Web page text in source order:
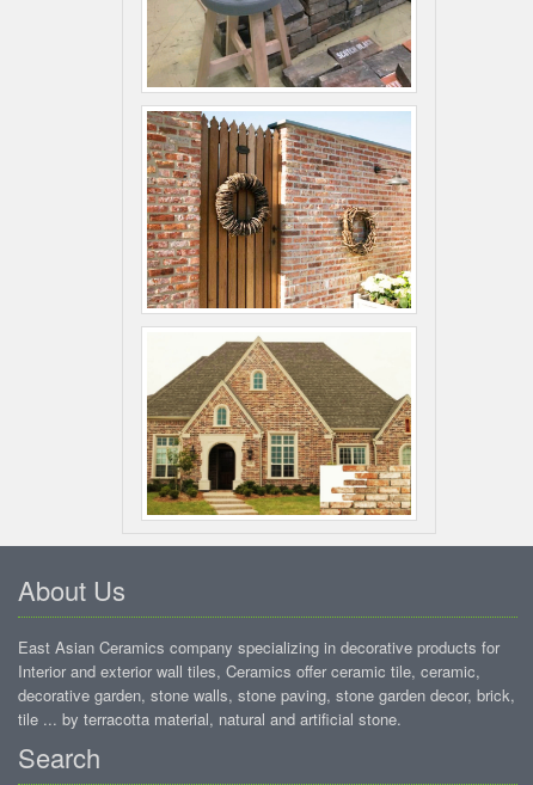
About Us
East Asian Ceramics company specializing in decorative products for
Interior and exterior wall tiles, Ceramics offer ceramic tile, ceramic,
decorative garden, stone walls, stone paving, stone garden decor, brick,
tile ... by terracotta material, natural and artificial stone.
Search